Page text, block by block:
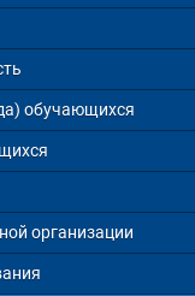
обучающихся
организации